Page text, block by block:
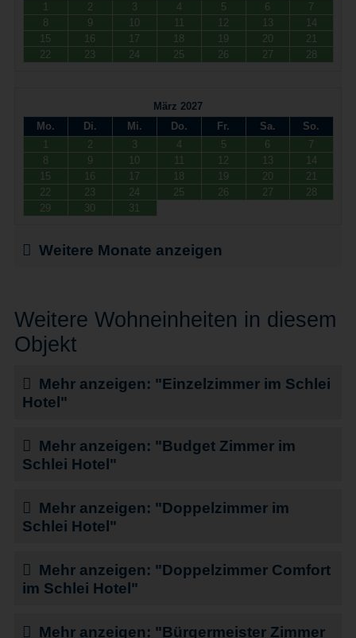
1
2 3 4 5 6
7
8
9 10 11 12 13
14
15
16 17 18 19 20
21
22
23 24 25 26 27 28
März 2027
Mo.
Di. Mi. Do. Fr. Sa.
So.
1
2 3 4 5 6
7
8
9 10 11 12 13
14
15
16 17 18 19 20
21
22
23 24 25 26 27
28
29
30 31
Weitere Monate anzeigen
Weitere Wohneinheiten in diesem
Objekt
Mehr anzeigen: "Einzelzimmer im Schlei
Hotel"
Mehr anzeigen: "Budget Zimmer im
Schlei Hotel"
Mehr anzeigen: "Doppelzimmer im
Schlei Hotel"
Mehr anzeigen: "Doppelzimmer Comfort
im Schlei Hotel"
Mehr anzeigen: "Bürgermeister Zimmer